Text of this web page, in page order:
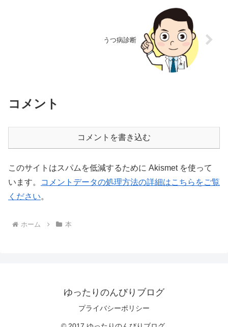
うつ病診断
コメント
コメントを書き込む
このサイトはスパムを低減するために Akismet を使って
います。
コメントデータの処理方法の詳細はこちらをご覧
ください。
ホーム 本
ゆったりのんびりブログ
プライバシーポリシー